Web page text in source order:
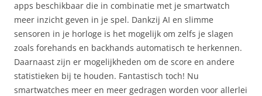
apps beschikbaar die in combinatie met je smartwatch
meer inzicht geven in je spel. Dankzij AI en slimme
sensoren in je horloge is het mogelijk om zelfs je slagen
zoals forehands en backhands automatisch te herkennen.
Daarnaast zijn er mogelijkheden om de score en andere
statistieken bij te houden. Fantastisch toch! Nu
smartwatches meer en meer gedragen worden voor allerlei